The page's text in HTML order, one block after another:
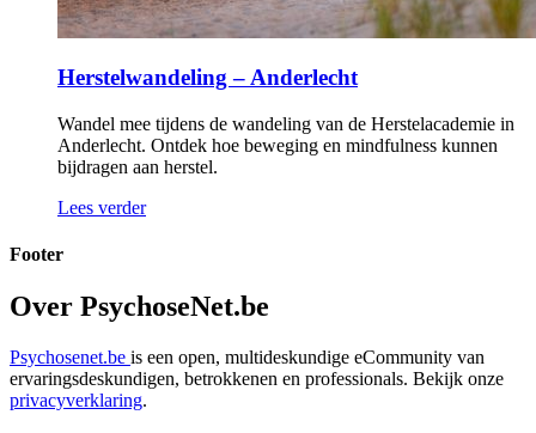
Herstelwandeling – Anderlecht
Wandel mee tijdens de wandeling van de Herstelacademie in
Anderlecht. Ontdek hoe beweging en mindfulness kunnen
bijdragen aan herstel.
Lees verder
Footer
Over PsychoseNet.be
Psychosenet.be is een open, multideskundige eCommunity van
ervaringsdeskundigen, betrokkenen en professionals. Bekijk onze
privacyverklaring.